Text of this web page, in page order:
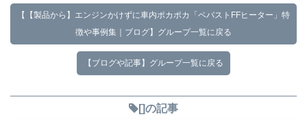
【【製品から】エンジンかけずに車内ポカポカ「ベバストFFヒーター」特
徴や事例集｜ブログ】グループ一覧に戻る
【ブログや記事】グループ一覧に戻る
[]の記事